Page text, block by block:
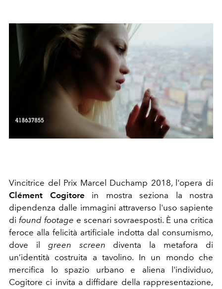
Vincitrice del Prix Marcel Duchamp 2018, l'opera di
Clément Cogitore in mostra seziona la nostra
dipendenza dalle immagini attraverso l'uso sapiente
di found footage e scenari sovraesposti. È una critica
feroce alla felicità artificiale indotta dal consumismo,
dove il green screen diventa la metafora di
un’identità costruita a tavolino. In un mondo che
mercifica lo spazio urbano e aliena l'individuo,
Cogitore ci invita a diffidare della rappresentazione,